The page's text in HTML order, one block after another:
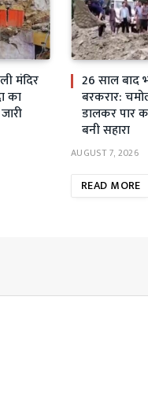
मंदिर
का
26 साल बाद
बरकरार:
डालकर पार
बनी सहारा
AUGUST 7, 2026
READ MORE